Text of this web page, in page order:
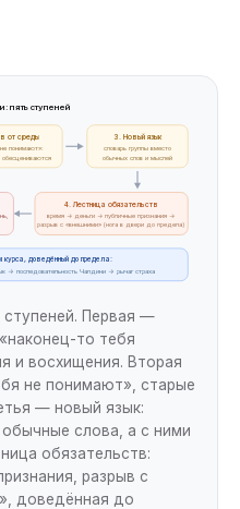
пять ступеней
от среды
понимают»:
обесцениваются
3. Новый язык
словарь группы вместо
обычных слов и мыслей
4. Лестница обязательств
время → деньги → публичные признания →
разрыв с «внешними» (нога в двери до предела)
курса, доведённый до предела:
→ последовательность Чалдини → рычаг страха
ступеней. Первая —
то тебя
и восхищения. Вторая
не понимают», старые
— новый язык:
слова, а с ними
обязательств:
разрыв с
доведённая до